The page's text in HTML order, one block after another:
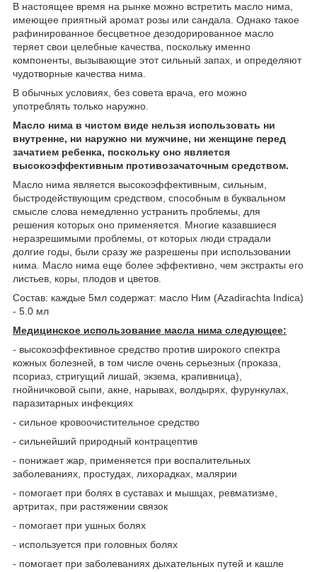
В настоящее время на рынке можно встретить масло нима,
имеющее приятный аромат розы или сандала. Однако такое
рафинированное бесцветное дезодорированное масло
теряет свои целебные качества, поскольку именно
компоненты, вызывающие этот сильный запах, и определяют
чудотворные качества нима.
В обычных условиях, без совета врача, его можно
употреблять только наружно.
Масло нима в чистом виде нельзя использовать ни
внутренне, ни наружно ни мужчине, ни женщине перед
зачатием ребенка, поскольку оно является
высокоэффективным противозачаточным средством.
Масло нима является высокоэффективным, сильным,
быстродействующим средством, способным в буквальном
смысле слова немедленно устранить проблемы, для
решения которых оно применяется. Многие казавшиеся
неразрешимыми проблемы, от которых люди страдали
долгие годы, были сразу же разрешены при использовании
нима. Масло нима еще более эффективно, чем экстракты его
листьев, коры, плодов и цветов.
Состав: каждые 5мл содержат: масло Ним (Azadirachta Indica)
- 5.0 мл
Медицинское использование масла нима следующее:
- высокоэффективное средство против широкого спектра
кожных болезней, в том числе очень серьезных (проказа,
псориаз, стригущий лишай, экзема, крапивница),
гнойничковой сыпи, акне, нарывах, волдырях, фурункулах,
паразитарных инфекциях
- сильное кровоочистительное средство
- сильнейший природный контрацептив
- понижает жар, применяется при воспалительных
заболеваниях, простудах, лихорадках, малярии
- помогает при болях в суставах и мышцах, ревматизме,
артритах, при растяжении связок
- помогает при ушных болях
- используется при головных болях
- помогает при заболеваниях дыхательных путей и кашле